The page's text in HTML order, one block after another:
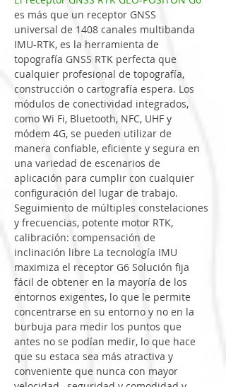
es más que un receptor GNSS
universal de 1408 canales multibanda
IMU-RTK, es la herramienta de
topografía GNSS RTK perfecta que
cualquier profesional de topografía,
construcción o cartografía espera. Los
módulos de conectividad integrados,
como Wi Fi, Bluetooth, NFC, UHF y
módem 4G, se pueden utilizar de
manera confiable, eficiente y segura en
una variedad de escenarios de
aplicación para cumplir con cualquier
configuración del lugar de trabajo.
Seguimiento de múltiples constelaciones
y frecuencias, potente motor RTK,
calibración: compensación de
inclinación libre La tecnología IMU
maximiza el receptor G6 Solución fija
fácil de obtener en la mayoría de los
entornos exigentes, lo que le permite
concentrarse en su entorno y no en la
burbuja para medir los puntos que
antes no se podían medir, lo que hace
que su estaca sea más atractiva y
conveniente que nunca con mayor